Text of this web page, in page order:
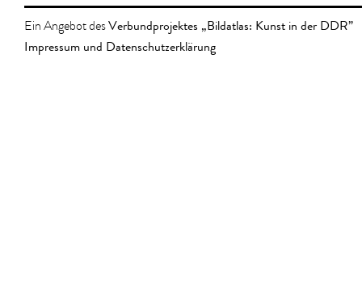
Ein Angebot desVerbundprojektes „Bildatlas: Kunst in der DDR”
Impressum und Datenschutzerklärung